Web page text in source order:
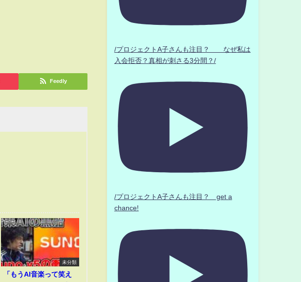
Feedly
未分類
「もうAI音楽って笑え
/プロジェクトA子さんも注目？ なぜ私は
入会拒否？真相が刺さる3分間？/
/プロジェクトA子さんも注目？ get a
chance!